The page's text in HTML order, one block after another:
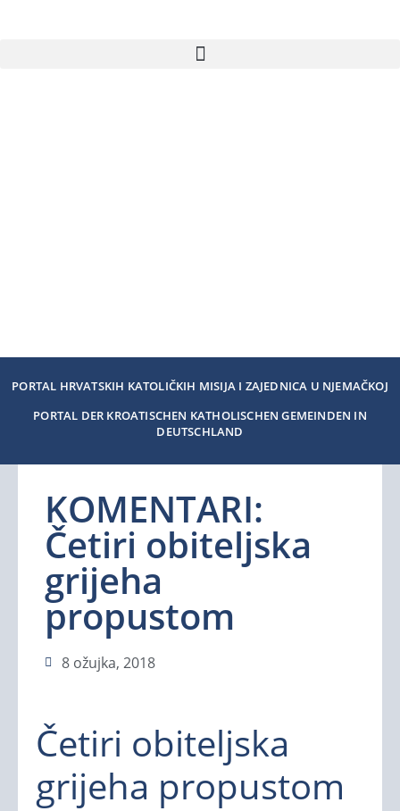
PORTAL HRVATSKIH KATOLIČKIH MISIJA I ZAJEDNICA U NJEMAČKOJ
PORTAL DER KROATISCHEN KATHOLISCHEN GEMEINDEN IN
DEUTSCHLAND
KOMENTARI:
Četiri obiteljska
grijeha
propustom
8 ožujka, 2018
Četiri obiteljska
grijeha propustom